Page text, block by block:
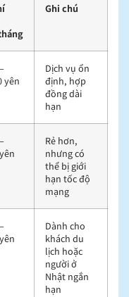
Ghi chú
yên
Dịch vụ ổn
định, hợp
đồng dài
hạn
Rẻ hơn,
nhưng có
thể bị giới
hạn tốc độ
mạng
Dành cho
khách du
lịch hoặc
người ở
Nhật ngắn
hạn